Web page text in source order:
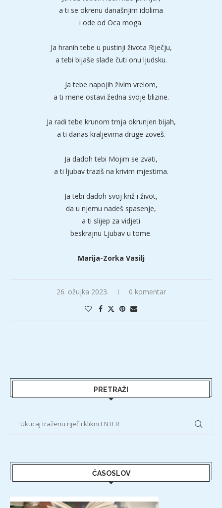
a ti se okrenu današnjim idolima
i ode od Oca moga.
Ja hranih tebe u pustinji života Riječju,
a tebi bijaše slađe čuti onu ljudsku.
Ja tebe napojih živim vrelom,
a ti mene ostavi žedna svoje blizine.
Ja radi tebe krunom trnja okrunjen bijah,
a ti danas kraljevima druge zoveš.
Ja dadoh tebi Mojim se zvati,
a ti ljubav traziš na krivim mjestima.
Ja tebi dadoh svoj križ i život,
da u njemu nadeš spasenje,
a ti slijep za vidjeti
beskrajnu Ljubav u tome.
Marija-Zorka Vasilj
26. ožujka 2023. 0 komentar
PRETRAŽI
ČASOSLOV